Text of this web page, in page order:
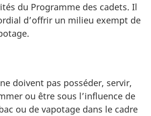
du Programme des cadets. Il
d’offrir un milieu exempt de
doivent pas posséder, servir,
ou être sous l’influence de
ou de vapotage dans le cadre